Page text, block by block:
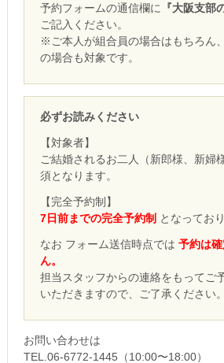
予約フォームの通信欄に 『大阪支部
ご記入ください。
※ご本人が組合員の場合はもちろん
の場合も対象です。
必ずお読みください
【対象者】
ご結婚されるお二人（新郎様、新婦
須となります。
【完全予約制】
7日前までの完全予約制 となってお
なお フォーム送信時点では 予約は
ん。
担当スタッフからの連絡をもってご
いただきますので、ご了承ください。
お問い合わせは
TEL.06-6772-1445（10:00〜18:00）